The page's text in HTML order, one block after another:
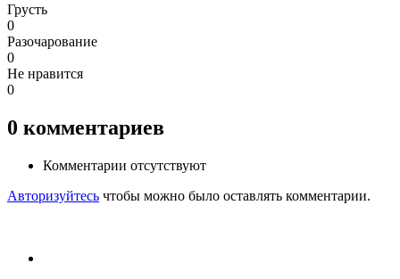
Грусть
0
Разочарование
0
Не нравится
0
0 комментариев
Комментарии отсутствуют
Авторизуйтесь чтобы можно было оставлять комментарии.